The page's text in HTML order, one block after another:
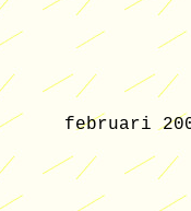
februari